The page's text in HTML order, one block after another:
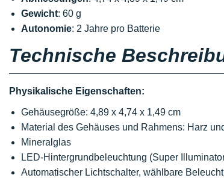
Gewicht: 60 g
Autonomie: 2 Jahre pro Batterie
Technische
Physikalische Eigenschaften:
Gehäusegröße: 4,89 x 4,74 x 1,49 cm
Material des Gehäuses und Rahmens: Harz
Mineralglas
LED-Hintergrundbeleuchtung (Super
Automatischer Lichtschalter, wählbare